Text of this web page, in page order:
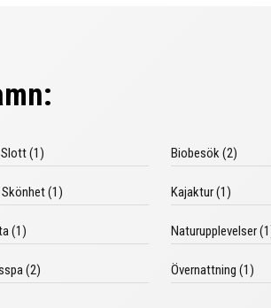
(1) Biobesök (2)
(1) Kajaktur (1)
(1) Naturupplevelser
(2) Övernattning (1)